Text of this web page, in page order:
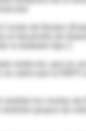
de Boston
molécula, que es
los niveles de